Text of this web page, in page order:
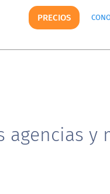
PRECIOS
agencias